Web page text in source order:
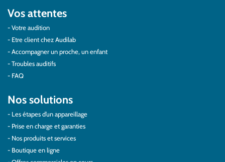
Vos attentes
Votre audition
Etre client chez Audilab
Accompagner un proche, un enfant
Troubles auditifs
FAQ
Nos solutions
Les étapes d’un appareillage
Prise en charge et garanties
Nos produits et services
Boutique en ligne